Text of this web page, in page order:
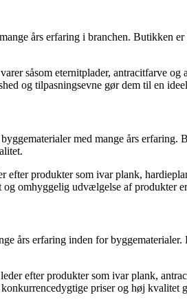
års erfaring i branchen.
såsom eternitplader, antracitfarve
og tilpasningsevne gør dem til en
med mange års
efter produkter som ivar plank,
omhyggelig udvælgelse af
års erfaring inden for
efter produkter som ivar plank,
priser og høj